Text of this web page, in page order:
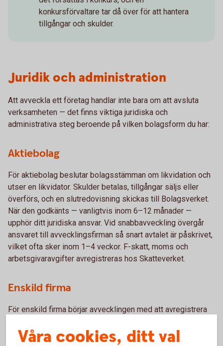
konkursförvaltare tar då över för att hantera
tillgångar och skulder.
Juridik och administration
Att avveckla ett företag handlar inte bara om att avsluta
verksamheten — det finns viktiga juridiska och
administrativa steg beroende på vilken bolagsform du har:
Aktiebolag
För aktiebolag beslutar bolagsstämman om likvidation och
utser en likvidator. Skulder betalas, tillgångar säljs eller
överförs, och en slutredovisning skickas till Bolagsverket.
När den godkänts — vanligtvis inom 6–12 månader —
upphör ditt juridiska ansvar. Vid snabbavveckling övergår
ansvaret till avvecklingsfirman så snart avtalet är påskrivet,
vilket ofta sker inom 1–4 veckor. F-skatt, moms och
arbetsgivaravgifter avregistreras hos Skatteverket.
Enskild firma
För enskild firma börjar avvecklingen med att avregistrera
Skatteverket. Skulder och skatter betalas, en slutlig
Våra cookies, ditt val